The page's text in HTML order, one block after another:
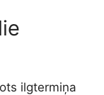
ilgtermiņa